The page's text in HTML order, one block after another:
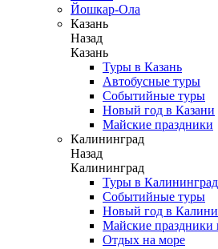
Йошкар-Ола
Казань
Назад
Казань
Туры в Казань
Автобусные туры
Событийные туры
Новый год в Казани
Майские праздники
Калининград
Назад
Калининград
Туры в Калининград
Событийные туры
Новый год в
Майские праздники
Отдых на море